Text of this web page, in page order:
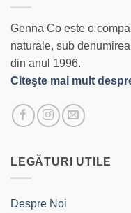
Genna Co este o
naturale, sub
din anul 1996.
Citeşte mai mult
LEGĂTURI UTILE
Despre Noi